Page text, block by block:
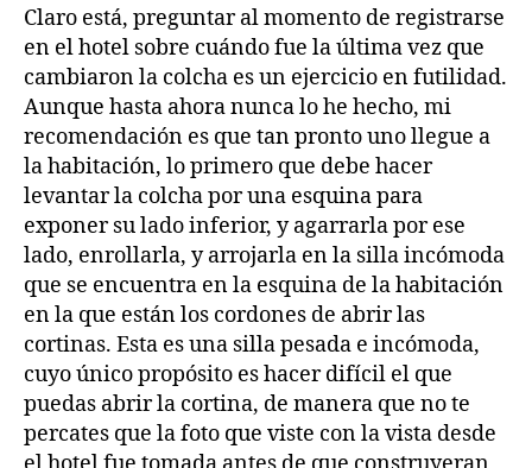
Claro está, preguntar al momento de registrarse
en el hotel sobre cuándo fue la última vez que
cambiaron la colcha es un ejercicio en futilidad.
Aunque hasta ahora nunca lo he hecho, mi
recomendación es que tan pronto uno llegue a
la habitación, lo primero que debe hacer
levantar la colcha por una esquina para
exponer su lado inferior, y agarrarla por ese
lado, enrollarla, y arrojarla en la silla incómoda
que se encuentra en la esquina de la habitación
en la que están los cordones de abrir las
cortinas. Esta es una silla pesada e incómoda,
cuyo único propósito es hacer difícil el que
puedas abrir la cortina, de manera que no te
percates que la foto que viste con la vista desde